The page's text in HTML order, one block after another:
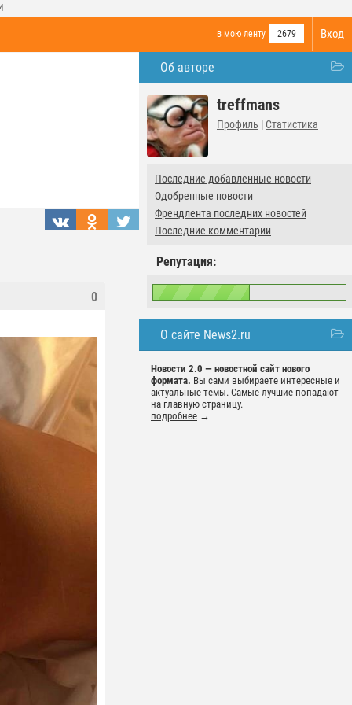
Вход
в мою ленту 2679
Об авторе
treffmans
Профиль | Статистика
Последние добавленные новости
Одобренные новости
Френдлента последних новостей
Последние комментарии
Репутация:
О сайте News2.ru
Новости 2.0 — новостной сайт нового
формата. Вы сами выбираете интересные и
актуальные темы. Самые лучшие попадают
на главную страницу.
подробнее →
0